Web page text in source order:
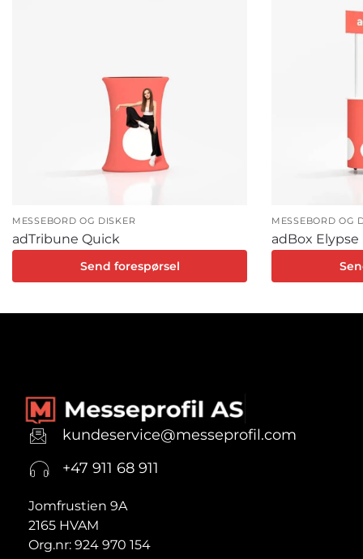
MESSEBORD OG DISKER
adTribune Quick
Send forespørsel
MESSEBORD OG
adBox Elypse
kundeservice@messeprofil.com
+47 911 68 911
Jomfrustien 9A
2165 HVAM
Org.nr: 924 970 154